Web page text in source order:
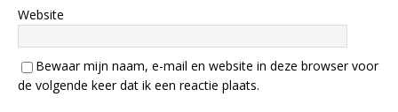
Website
Bewaar mijn naam, e-mail en website in deze browser voor
de volgende keer dat ik een reactie plaats.